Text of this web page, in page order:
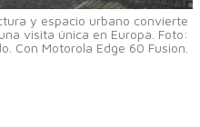
y espacio urbano convierte
visita única en Europa. Foto:
Con Motorola Edge 60 Fusion.